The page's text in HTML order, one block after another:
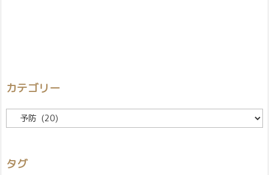
カテゴリー
テ
ー
タグ